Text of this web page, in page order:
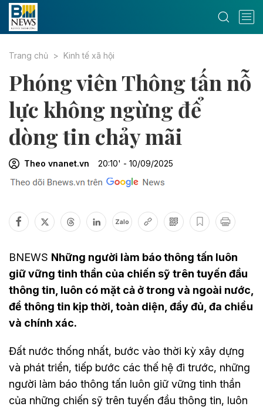
Trang chủ Kinh tế xã hội
Phóng viên Thông tấn nỗ
lực không ngừng để
dòng tin chảy mãi
Theo vnanet.vn 20:10' - 10/09/2025
Zalo
BNEWS Những người làm báo thông tấn luôn
giữ vững tinh thần của chiến sỹ trên tuyến đầu
thông tin, luôn có mặt cả ở trong và ngoài nước,
để thông tin kịp thời, toàn diện, đầy đủ, đa chiều
và chính xác.
Đất nước thống nhất, bước vào thời kỳ xây dựng
và phát triển, tiếp bước các thế hệ đi trước, những
người làm báo thông tấn luôn giữ vững tinh thần
của những chiến sỹ trên tuyến đầu thông tin, luôn